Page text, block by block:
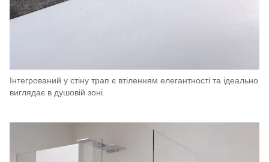
Інтегрований у стіну трап є втіленням елегантності та ідеально
виглядає в душовій зоні.